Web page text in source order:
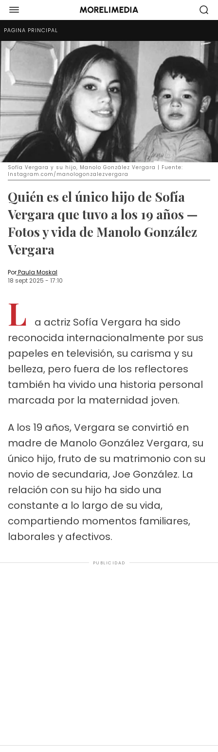
PÁGINA PRINCIPAL
Sofía Vergara y su hijo, Manolo González Vergara | Fuente:
Instagram.com/manologonzalezvergara
Quién es el único hijo de Sofía
Vergara que tuvo a los 19 años —
Fotos y vida de Manolo González
Vergara
PorPaula Moskal
18 sept 2025 - 17:10
L
a actriz Sofía Vergara ha sido
reconocida internacionalmente por sus
papeles en televisión, su carisma y su
belleza, pero fuera de los reflectores
también ha vivido una historia personal
marcada por la maternidad joven.
A los 19 años, Vergara se convirtió en
madre de Manolo González Vergara, su
único hijo, fruto de su matrimonio con su
novio de secundaria, Joe González. La
relación con su hijo ha sido una
constante a lo largo de su vida,
compartiendo momentos familiares,
laborales y afectivos.
PUBLICIDAD